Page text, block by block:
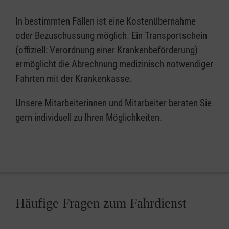
In bestimmten Fällen ist eine Kostenübernahme
oder Bezuschussung möglich. Ein Transportschein
(offiziell: Verordnung einer Krankenbeförderung)
ermöglicht die Abrechnung medizinisch notwendiger
Fahrten mit der Krankenkasse.
Unsere Mitarbeiterinnen und Mitarbeiter beraten Sie
gern individuell zu Ihren Möglichkeiten.
Häufige Fragen zum Fahrdienst